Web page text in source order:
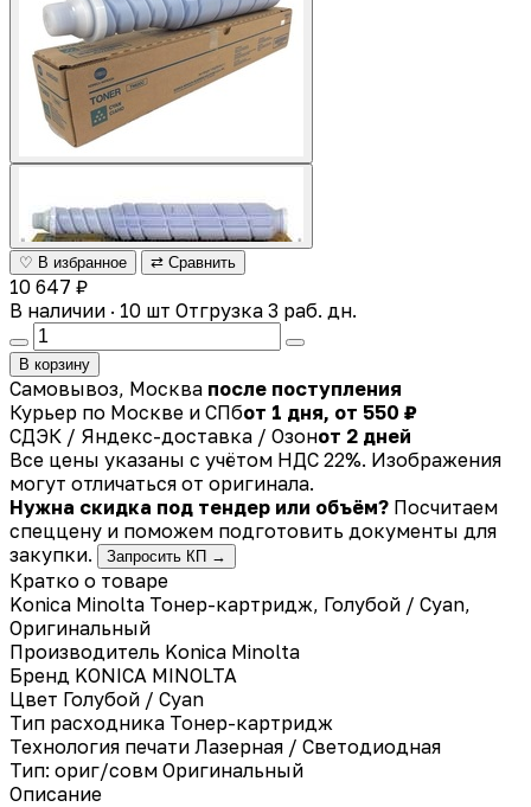
♡ В избранное ⇄ Сравнить
10 647 ₽
В наличии · 10 шт Отгрузка 3 раб. дн.
В корзину
Самовывоз, Москва после поступления
Курьер по Москве и СПбот 1 дня, от 550 ₽
СДЭК / Яндекс-доставка / Озонот 2 дней
Все цены указаны с учётом НДС 22%. Изображения
могут отличаться от оригинала.
Нужна скидка под тендер или объём? Посчитаем
спеццену и поможем подготовить документы для
закупки.
Запросить КП →
Кратко о товаре
Konica Minolta Тонер-картридж, Голубой / Cyan,
Оригинальный
Производитель Konica Minolta
Бренд KONICA MINOLTA
Цвет Голубой / Cyan
Тип расходника Тонер-картридж
Технология печати Лазерная / Светодиодная
Тип: ориг/совм Оригинальный
Описание